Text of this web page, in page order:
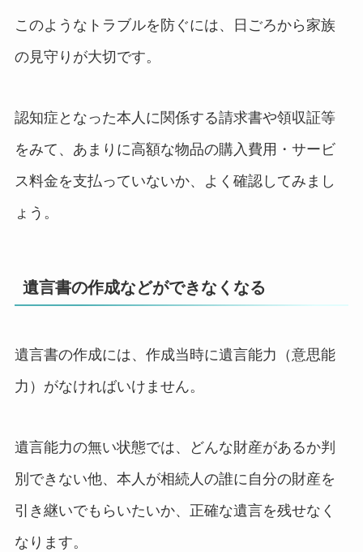
このようなトラブルを防ぐには、日ごろから家族
の見守りが大切です。
認知症となった本人に関係する請求書や領収証等
をみて、あまりに高額な物品の購入費用・サービ
ス料金を支払っていないか、よく確認してみまし
ょう。
遺言書の作成などができなくなる
遺言書の作成には、作成当時に遺言能力（意思能
力）がなければいけません。
遺言能力の無い状態では、どんな財産があるか判
別できない他、本人が相続人の誰に自分の財産を
引き継いでもらいたいか、正確な遺言を残せなく
なります。